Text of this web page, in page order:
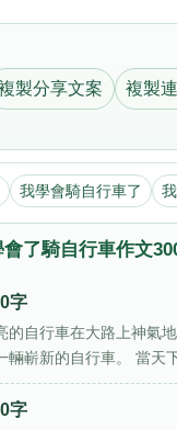
製分享文案 複製
我學會騎自行車了
了騎自行車作文
字
的自行車在大路上神氣
嶄新的自行車。 當天
字